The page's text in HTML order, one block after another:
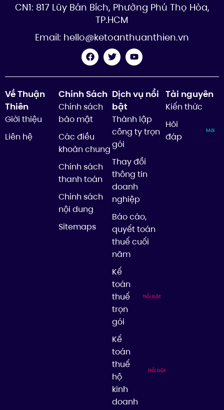
CN1: 817 Lũy Bán Bích, Phường Phú Thọ Hòa,
TP.HCM
Email: hello@ketoanthuanthien.vn
Về Thuận
Thiên
Giới thiệu
Liên hệ
Chính Sách
Chính sách
bảo mật
Các điều
khoản chung
Chính sách
thanh toán
Chính sách
nội dung
Sitemaps
Dịch vụ nổi
bật
Thành lập
công ty trọn
gói
Thay đổi
thông tin
doanh
nghiệp
Báo cáo,
quyết toán
thuế cuối
năm
Kế
toán
thuế
trọn
gói
Nổi bật
Kế
toán
thuế
hộ
kinh
doanh
Nổi bật
Tài nguyên
Kiến thức
Hỏi
đáp
Mới